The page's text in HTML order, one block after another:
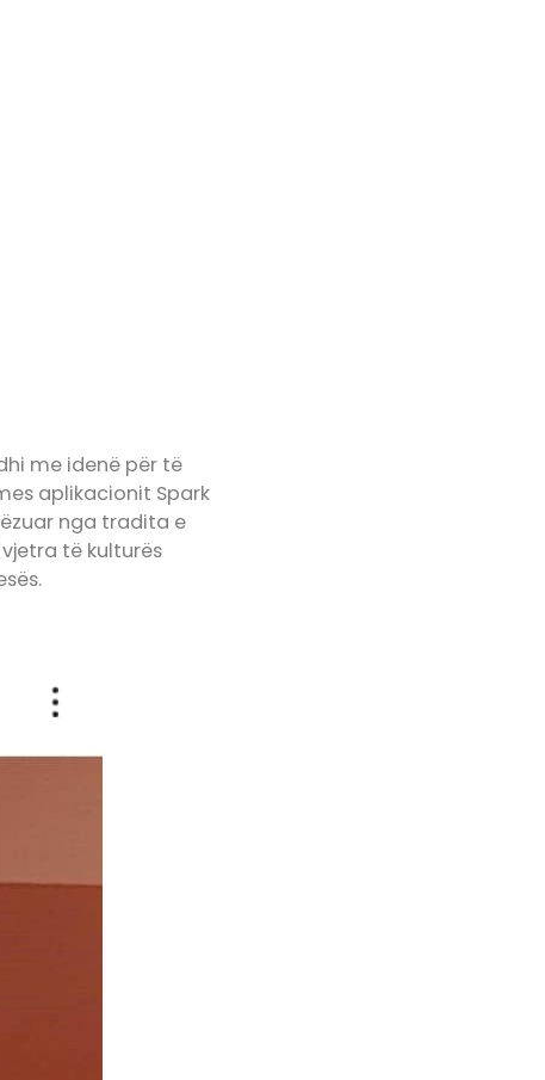
me idenë për të
aplikacionit Spark
nga tradita e
të kulturës